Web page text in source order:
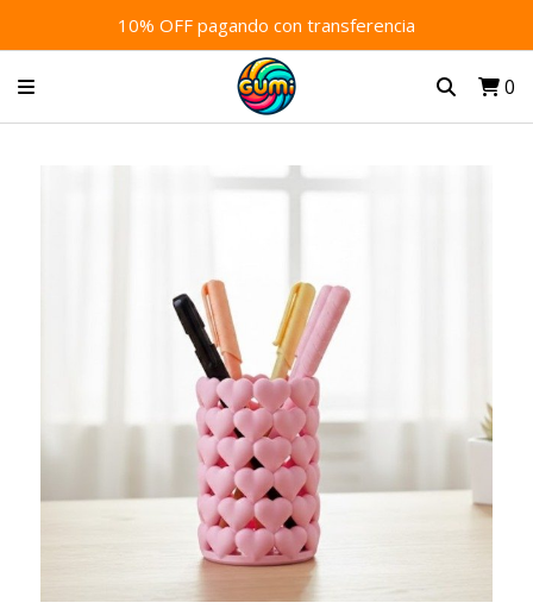
10% OFF pagando con transferencia
0